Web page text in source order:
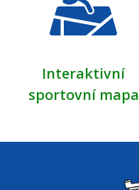
Interaktivní
sportovní mapa